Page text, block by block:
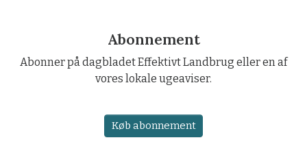
Abonnement
Abonner på dagbladet Effektivt Landbrug eller en af
vores lokale ugeaviser.
Køb abonnement